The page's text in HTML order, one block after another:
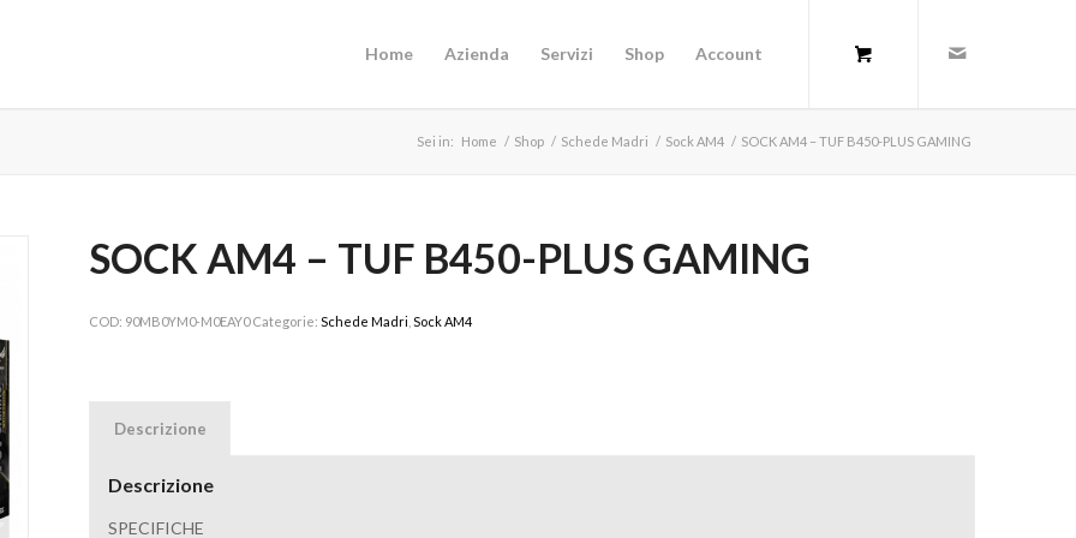
Home Azienda Servizi Shop Account
Sei in: Home / Shop / Schede Madri / Sock AM4 / SOCK AM4 – TUF B450-PLUS GAMING
SOCK AM4 – TUF B450-PLUS GAMING
COD: 90MB0YM0-M0EAY0 Categorie: Schede Madri Sock AM4
Descrizione
Descrizione
SPECIFICHE